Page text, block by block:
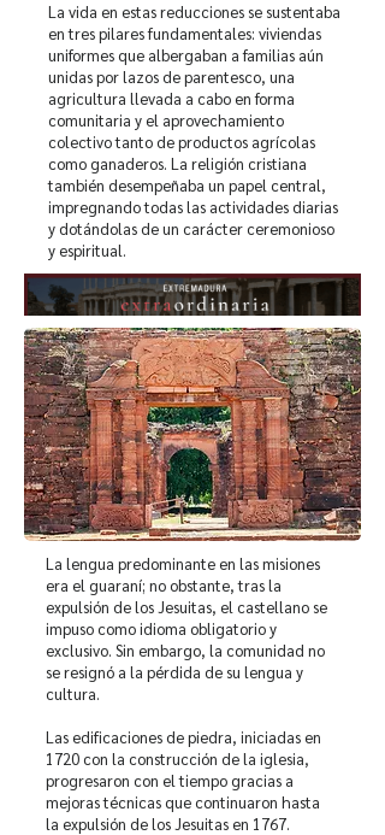
La vida en estas reducciones se sustentaba
en tres pilares fundamentales: viviendas
uniformes que albergaban a familias aún
unidas por lazos de parentesco, una
agricultura llevada a cabo en forma
comunitaria y el aprovechamiento
colectivo tanto de productos agrícolas
como ganaderos. La religión cristiana
también desempeñaba un papel central,
impregnando todas las actividades diarias
y dotándolas de un carácter ceremonioso
y espiritual.
La lengua predominante en las misiones
era el guaraní; no obstante, tras la
expulsión de los Jesuitas, el castellano se
impuso como idioma obligatorio y
exclusivo. Sin embargo, la comunidad no
se resignó a la pérdida de su lengua y
cultura.
Las edificaciones de piedra, iniciadas en
1720 con la construcción de la iglesia,
progresaron con el tiempo gracias a
mejoras técnicas que continuaron hasta
la expulsión de los Jesuitas en 1767.